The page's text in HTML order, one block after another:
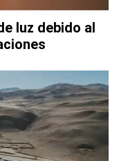
luz debido al